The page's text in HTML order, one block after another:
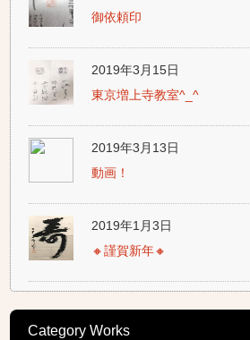
御依頼印
2019年3月15日
東京増上寺教室^_^
2019年3月13日
動画！
2019年1月3日
🔸謹賀新年🔸
Category Works